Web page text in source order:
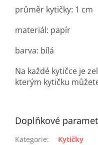
průměr kytičky: 1 cm
materiál: papír
barva: bílá
Na každé kytičce je
kterým kytičku
Doplňkové
Kategorie:
Kytičky